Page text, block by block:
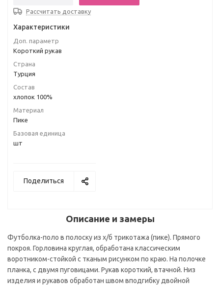
Рассчитать доставку
Характеристики
Доп. параметр
Короткий рукав
Страна
Турция
Состав
хлопок 100%
Материал
Пике
Базовая единица
шт
Поделиться
Описание и замеры
Футболка-поло в полоску из х/б трикотажа (пике). Прямого
покроя. Горловина круглая, обработана классическим
воротником-стойкой с тканым рисунком по краю. На полочке
планка, с двумя пуговицами. Рукав короткий, втачной. Низ
изделия и рукавов обработан швом вподгибку двойной